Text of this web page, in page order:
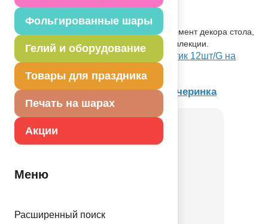
Фольгированные шары
Гелий и оборудование
Товары для праздника
Печать на шарах
Акции
Меню
Расширенный поиск
Описание товара
Трубочка для коктейля. Сервировка, элемент декора стола,
используется с другими элементами коллекции.
Посмотреть Трубочка д/коктейля Зонтик 12шт/G на
Портале оптовых закупок
Товар из коллекцииГавайская вечеринка